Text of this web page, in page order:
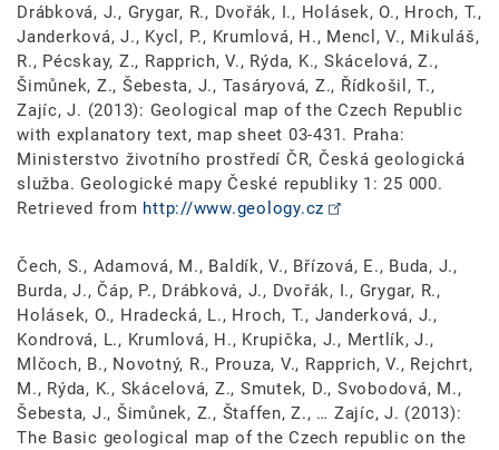
Drábková, J., Grygar, R., Dvořák, I., Holásek, O., Hroch, T.,
Janderková, J., Kycl, P., Krumlová, H., Mencl, V., Mikuláš,
R., Pécskay, Z., Rapprich, V., Rýda, K., Skácelová, Z.,
Šimůnek, Z., Šebesta, J., Tasáryová, Z., Řídkošil, T.,
Zajíc, J. (2013): Geological map of the Czech Republic
with explanatory text, map sheet 03-431. Praha:
Ministerstvo životního prostředí ČR, Česká geologická
služba. Geologické mapy České republiky 1: 25 000.
Retrieved from http://www.geology.cz
Čech, S., Adamová, M., Baldík, V., Břízová, E., Buda, J.,
Burda, J., Čáp, P., Drábková, J., Dvořák, I., Grygar, R.,
Holásek, O., Hradecká, L., Hroch, T., Janderková, J.,
Kondrová, L., Krumlová, H., Krupička, J., Mertlík, J.,
Mlčoch, B., Novotný, R., Prouza, V., Rapprich, V., Rejchrt,
M., Rýda, K., Skácelová, Z., Smutek, D., Svobodová, M.,
Šebesta, J., Šimůnek, Z., Štaffen, Z., … Zajíc, J. (2013):
The Basic geological map of the Czech republic on the